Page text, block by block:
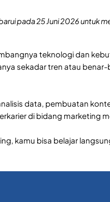
pada 25 Juni 2026 untuk
teknologi dan
sekadar tren atau
data, pembuatan
di bidang marketing
kamu bisa belajar